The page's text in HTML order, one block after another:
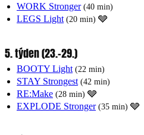
WORK Stronger (40 min)
LEGS Light (20 min) ‍🩶
5. týden (23.-29.)
BOOTY Light (22 min)
STAY Strongest (42 min)
RE:Make (28 min) ‍🩶
EXPLODE Stronger (35 min) ‍🩶